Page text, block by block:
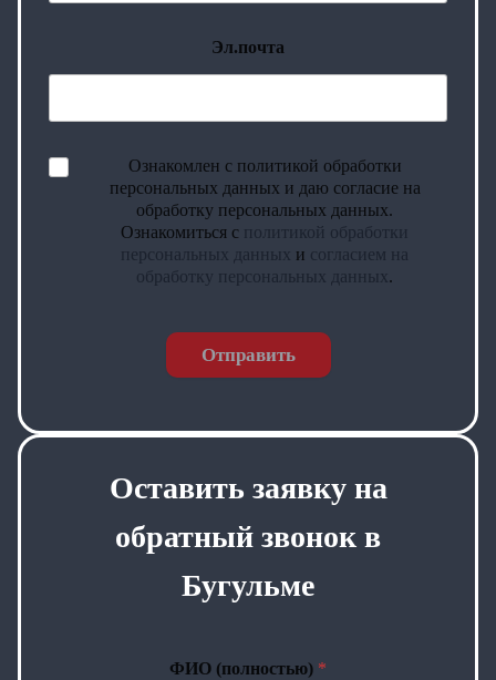
Эл.почта
Ознакомлен с политикой обработки
персональных данных и даю согласие на
обработку персональных данных.
Ознакомиться с политикой обработки
персональных данных и согласием на
обработку персональных данных.
Отправить
Оставить заявку на
обратный звонок в
Бугульме
ФИО (полностью) *